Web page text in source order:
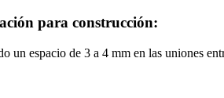
para construcción:
un espacio de 3 a 4 mm en las uniones